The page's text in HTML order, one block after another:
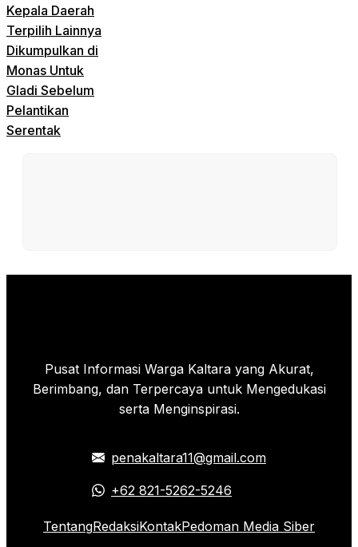
Kepala Daerah
Terpilih Lainnya
Dikumpulkan di
Monas Untuk
Gladi Sebelum
Pelantikan
Serentak
Pusat Informasi Warga Kaltara yang Akurat,
Berimbang, dan Terpercaya untuk Mengedukasi
serta Menginspirasi.
penakaltara11@gmail.com
+62 821-5262-5246
TentangRedaksiKontakPedoman Media Siber